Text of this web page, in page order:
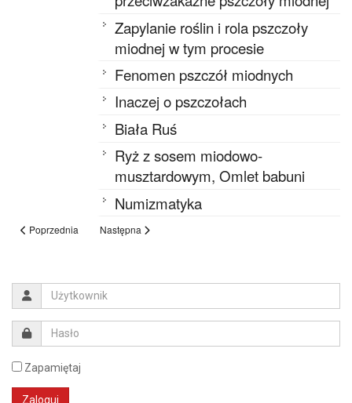
Zapylanie roślin i rola pszczoły
miodnej w tym procesie
Fenomen pszczół miodnych
Inaczej o pszczołach
Biała Ruś
Ryż z sosem miodowo-
musztardowym, Omlet babuni
Numizmatyka
Poprzednia Następna
Zapamiętaj